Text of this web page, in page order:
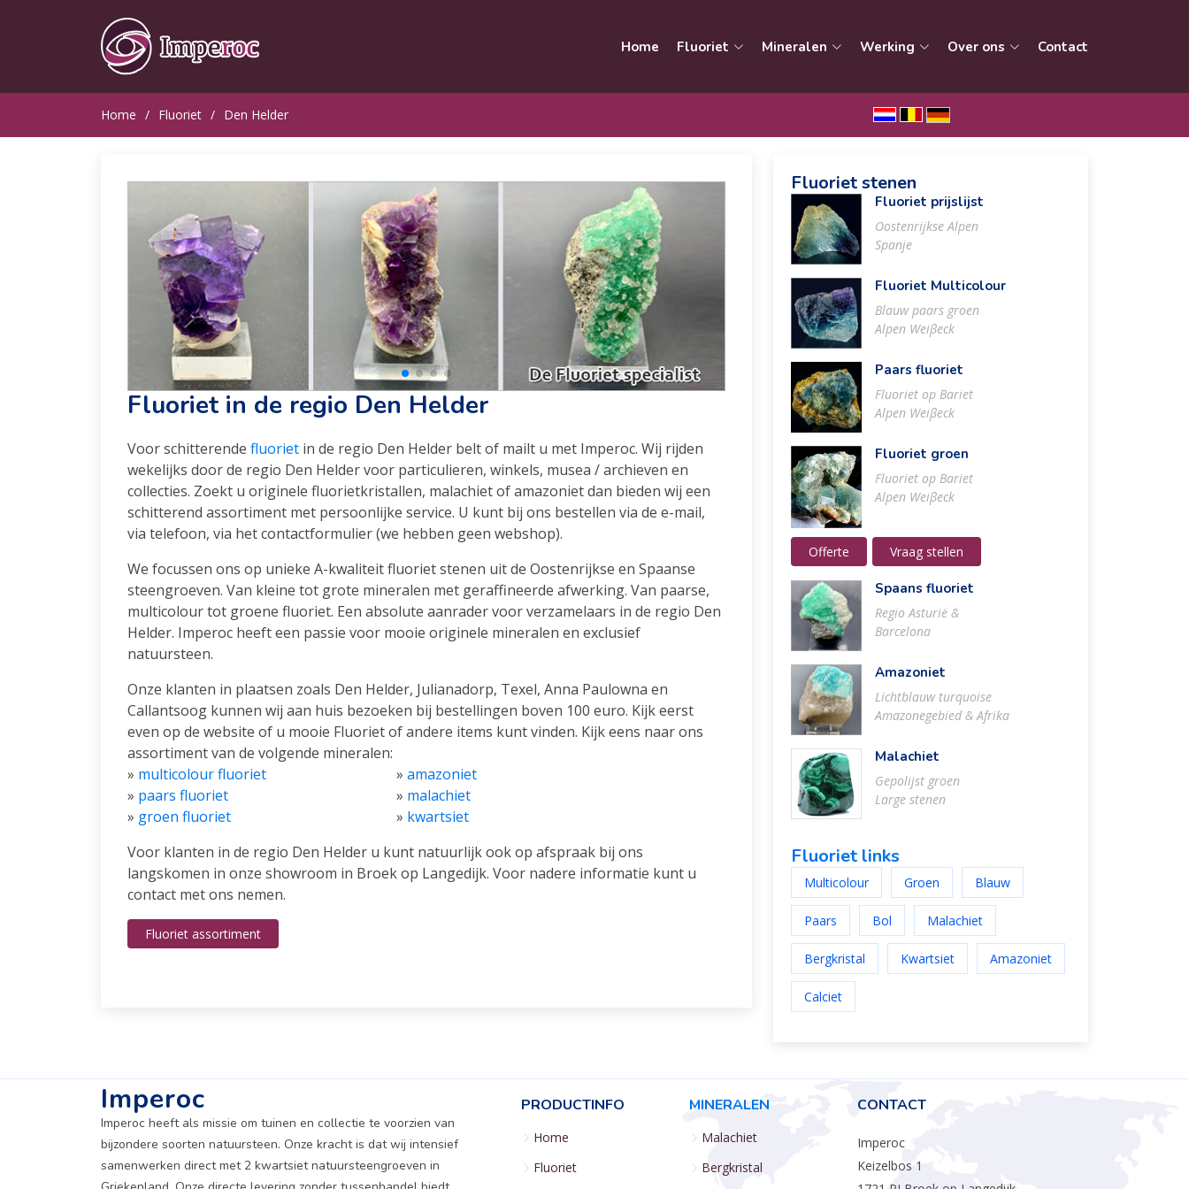
Home Fluoriet Mineralen Werking Over ons Contact
Home Fluoriet Den Helder
Fluoriet in de regio Den Helder
Voor schitterende fluoriet in de regio Den Helder belt of mailt u met Imperoc. Wij rijden
wekelijks door de regio Den Helder voor particulieren, winkels, musea / archieven en
collecties. Zoekt u originele fluorietkristallen, malachiet of amazoniet dan bieden wij een
schitterend assortiment met persoonlijke service. U kunt bij ons bestellen via de e-mail,
via telefoon, via het contactformulier (we hebben geen webshop).
We focussen ons op unieke A-kwaliteit fluoriet stenen uit de Oostenrijkse en Spaanse
steengroeven. Van kleine tot grote mineralen met geraffineerde afwerking. Van paarse,
multicolour tot groene fluoriet. Een absolute aanrader voor verzamelaars in de regio Den
Helder. Imperoc heeft een passie voor mooie originele mineralen en exclusief
natuursteen.
Onze klanten in plaatsen zoals Den Helder, Julianadorp, Texel, Anna Paulowna en
Callantsoog kunnen wij aan huis bezoeken bij bestellingen boven 100 euro. Kijk eerst
even op de website of u mooie Fluoriet of andere items kunt vinden. Kijk eens naar ons
assortiment van de volgende mineralen:
» multicolour fluoriet
» paars fluoriet
» groen fluoriet
»amazoniet
» malachiet
» kwartsiet
Voor klanten in de regio Den Helder u kunt natuurlijk ook op afspraak bij ons
langskomen in onze showroom in Broek op Langedijk. Voor nadere informatie kunt u
contact met ons nemen.
Fluoriet assortiment
Fluoriet stenen
Fluoriet prijslijst
Oostenrijkse Alpen
Spanje
Fluoriet Multicolour
Blauw paars groen
Alpen Weiβeck
Paars fluoriet
Fluoriet op Bariet
Alpen Weiβeck
Fluoriet groen
Fluoriet op Bariet
Alpen Weiβeck
Offerte Vraag stellen
Spaans fluoriet
Regio Asturië &
Barcelona
Amazoniet
Lichtblauw turquoise
Amazonegebied & Afrika
Malachiet
Gepolijst groen
Large stenen
Fluoriet links
Multicolour Groen Blauw
Paars Bol Malachiet
Bergkristal Kwartsiet Amazoniet
Calciet
Imperoc
Imperoc heeft als missie om tuinen en collectie te voorzien van
bijzondere soorten natuursteen. Onze kracht is dat wij intensief
samenwerken direct met 2 kwartsiet natuursteengroeven in
PRODUCTINFO
Home
Fluoriet
MINERALEN
Malachiet
Bergkristal
CONTACT
Imperoc
Keizelbos 1